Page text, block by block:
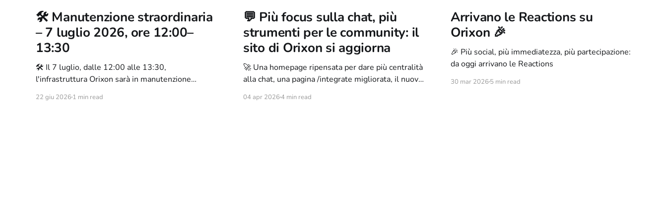
🛠️ Manutenzione straordinaria
– 7 luglio 2026, ore 12:00–
13:30
🛠️ Il 7 luglio, dalle 12:00 alle 13:30,
l'infrastruttura Orixon sarà in manutenzione
webchat resterà raggiungibile. Ecco tutto quello
22 giu 2026 1 min read
💬 Più focus sulla chat, più
strumenti per le community: il
sito di Orixon si aggiorna
🚀 Una homepage ripensata per dare più centralità
alla chat, una pagina /integrate migliorata, il nuovo
ecco tutte le novità del nuovo aggiornamento web
04 apr 20264 min read
Arrivano le Reactions su
Orixon 🎉
🎉 Più social, più immediatezza, più partecipazione:
da oggi arrivano le Reactions
30 mar 20265 min read